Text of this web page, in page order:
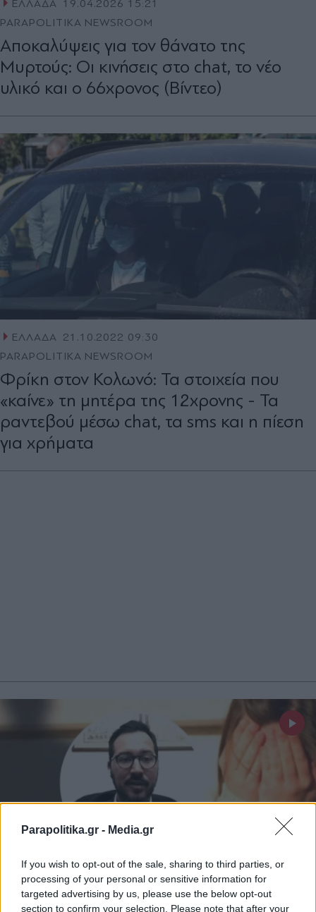
Parapolitika.gr - Media.gr
If you wish to opt-out of the sale, sharing to third parties, or
processing of your personal or sensitive information for
targeted advertising by us, please use the below opt-out
section to confirm your selection. Please note that after your
ΕΛΛΑΔΑ 19.04.2026 15:21
PARAPOLITIKA NEWSROOM
Αποκαλύψεις για τον θάνατο της
Μυρτούς: Οι κινήσεις στο chat, το νέο
υλικό και ο 66χρονος (Βίντεο)
ΕΛΛΑΔΑ 21.10.2022 09:30
PARAPOLITIKA NEWSROOM
Φρίκη στον Κολωνό: Τα στοιχεία που
«καίνε» τη μητέρα της 12χρονης - Τα
ραντεβού μέσω chat, τα sms και η πίεση
για χρήματα
ΕΛΛΑΔΑ
20.10.2022 11:41